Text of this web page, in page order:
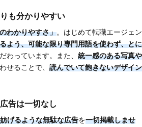
も分かりやすい
わかりやすさ」。はじめて転職エージェン
よう、可能な限り専門用語を使わず、とに
わっています。また、 統一感のある写真や
せることで、 読んでいて飽きないデザイン
告は一切なし
げるような無駄な広告を一切掲載しませ